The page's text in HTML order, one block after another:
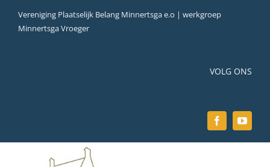
naar
Vereniging Plaatselijk Belang Minnertsga e.o | werkgroep
Minnertsga Vroeger
VOLG ONS